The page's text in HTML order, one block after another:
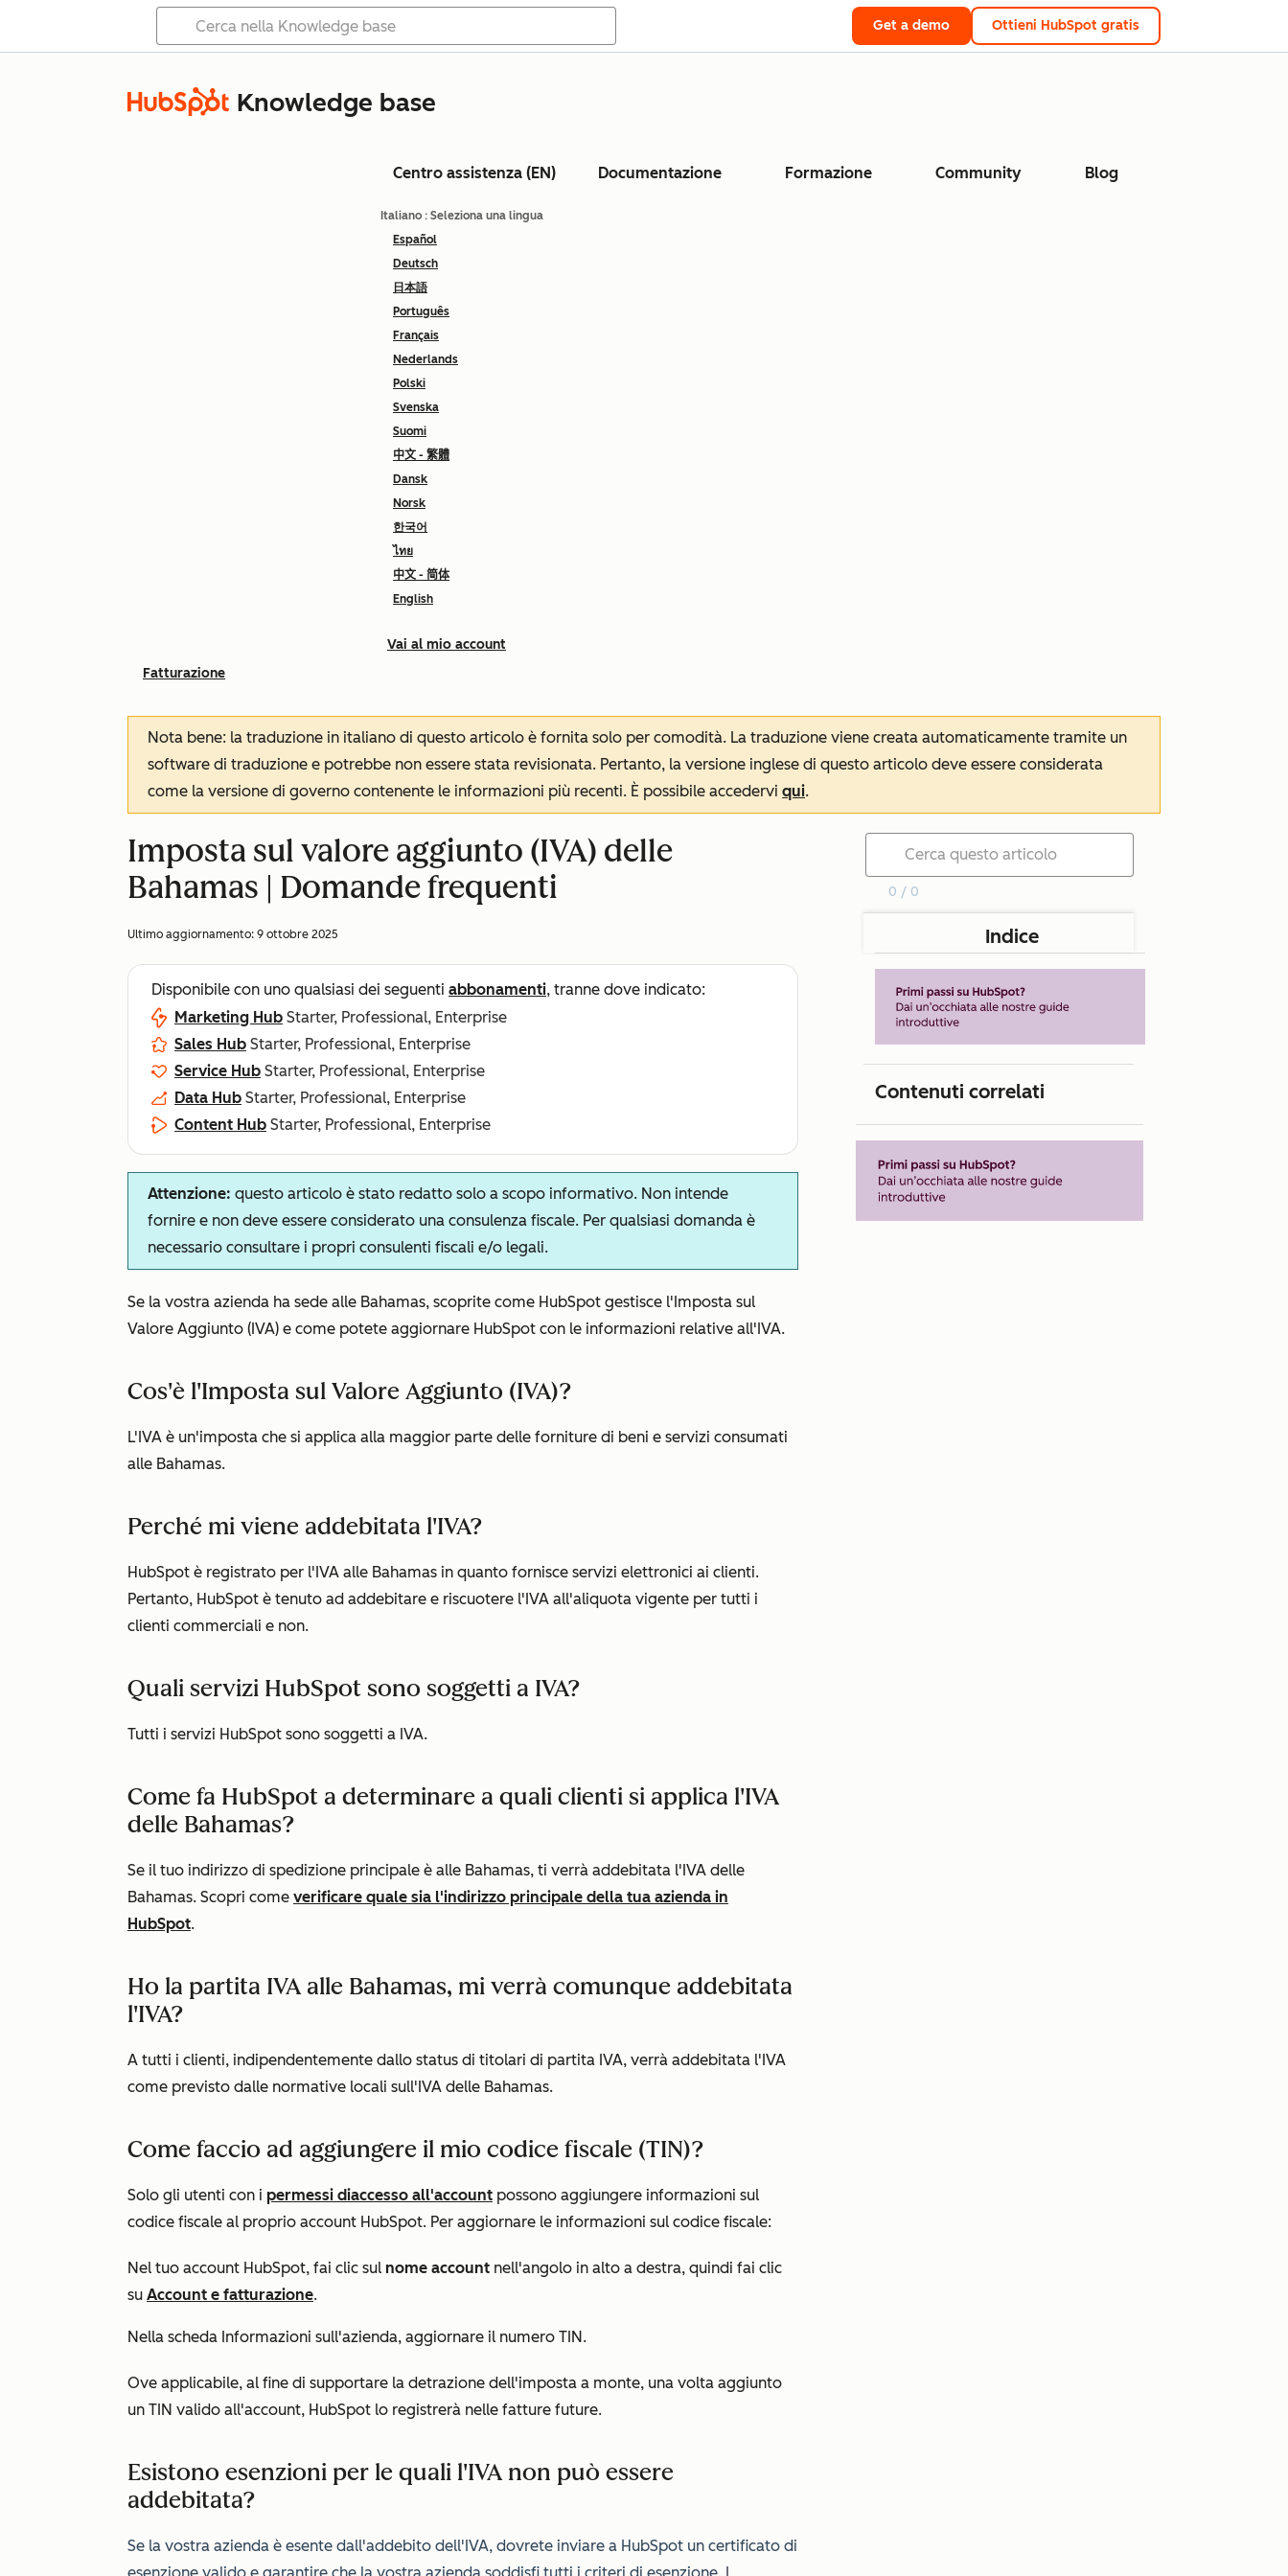
Get a demo Ottieni HubSpot gratis
Knowledge base
Centro assistenza (EN) Documentazione Formazione Community Blog
Italiano : Seleziona una lingua
Español
Deutsch
日本語
Português
Français
Nederlands
Polski
Svenska
Suomi
中文 - 繁體
Dansk
Norsk
한국어
ไทย
中文 - 简体
English
Vai al mio account
Fatturazione
Nota bene: la traduzione in italiano di questo articolo è fornita solo per comodità. La traduzione viene creata automaticamente tramite un
software di traduzione e potrebbe non essere stata revisionata. Pertanto, la versione inglese di questo articolo deve essere considerata
come la versione di governo contenente le informazioni più recenti. È possibile accedervi qui.
Imposta sul valore aggiunto (IVA) delle
Bahamas | Domande frequenti
Ultimo aggiornamento: 9 ottobre 2025
Disponibile con uno qualsiasi dei seguenti abbonamenti, tranne dove indicato:
Marketing Hub Starter, Professional, Enterprise
Sales Hub Starter, Professional, Enterprise
Service Hub Starter, Professional, Enterprise
Data Hub Starter, Professional, Enterprise
Content Hub Starter, Professional, Enterprise
Attenzione: questo articolo è stato redatto solo a scopo informativo. Non intende
fornire e non deve essere considerato una consulenza fiscale. Per qualsiasi domanda è
necessario consultare i propri consulenti fiscali e/o legali.
Se la vostra azienda ha sede alle Bahamas, scoprite come HubSpot gestisce l'Imposta sul
Valore Aggiunto (IVA) e come potete aggiornare HubSpot con le informazioni relative all'IVA.
Cos'è l'Imposta sul Valore Aggiunto (IVA)?
L'IVA è un'imposta che si applica alla maggior parte delle forniture di beni e servizi consumati
alle Bahamas.
Perché mi viene addebitata l'IVA?
HubSpot è registrato per l'IVA alle Bahamas in quanto fornisce servizi elettronici ai clienti.
Pertanto, HubSpot è tenuto ad addebitare e riscuotere l'IVA all'aliquota vigente per tutti i
clienti commerciali e non.
Quali servizi HubSpot sono soggetti a IVA?
Tutti i servizi HubSpot sono soggetti a IVA.
Come fa HubSpot a determinare a quali clienti si applica l'IVA
delle Bahamas?
Se il tuo indirizzo di spedizione principale è alle Bahamas, ti verrà addebitata l'IVA delle
Bahamas. Scopri come verificare quale sia l'indirizzo principale della tua azienda in
HubSpot.
Ho la partita IVA alle Bahamas, mi verrà comunque addebitata
l'IVA?
A tutti i clienti, indipendentemente dallo status di titolari di partita IVA, verrà addebitata l'IVA
come previsto dalle normative locali sull'IVA delle Bahamas.
Come faccio ad aggiungere il mio codice fiscale (TIN)?
Solo gli utenti con i permessi diaccesso all'account possono aggiungere informazioni sul
codice fiscale al proprio account HubSpot. Per aggiornare le informazioni sul codice fiscale:
Nel tuo account HubSpot, fai clic sul nome account nell'angolo in alto a destra, quindi fai clic
su Account e fatturazione.
Nella scheda Informazioni sull'azienda, aggiornare il numero TIN.
Ove applicabile, al fine di supportare la detrazione dell'imposta a monte, una volta aggiunto
un TIN valido all'account, HubSpot lo registrerà nelle fatture future.
Esistono esenzioni per le quali l'IVA non può essere
addebitata?
Se la vostra azienda è esente dall'addebito dell'IVA, dovrete inviare a HubSpot un certificato di
0 / 0
Indice
Contenuti correlati